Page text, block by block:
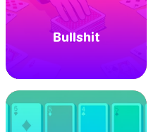
Bullshit